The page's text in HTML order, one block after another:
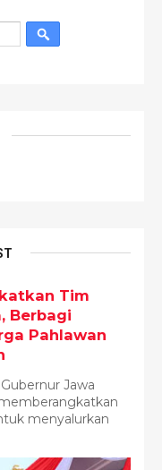
Tim
Berbagi
Pahlawan
Jawa
menyalurkan